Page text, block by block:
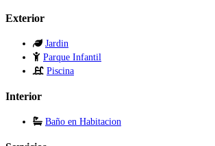
Exterior
Jardin
Parque Infantil
Piscina
Interior
Baño en Habitacion